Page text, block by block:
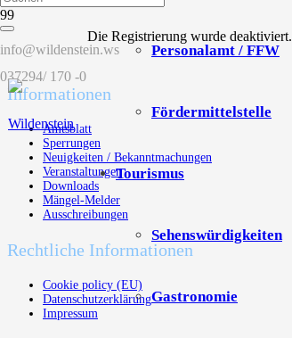
info@wildenstein.ws
037294/ 170 -0
Personalamt / FFW
Fördermittelstelle
Tourismus
Sehenswürdigkeiten
Gastronomie
Die Registrierung wurde deaktiviert.
Informationen
Amtsblatt
Sperrungen
Neuigkeiten / Bekanntmachungen
Veranstaltungen
Downloads
Mängel-Melder
Ausschreibungen
Rechtliche Informationen
Cookie policy (EU)
Datenschutzerklärung
Impressum